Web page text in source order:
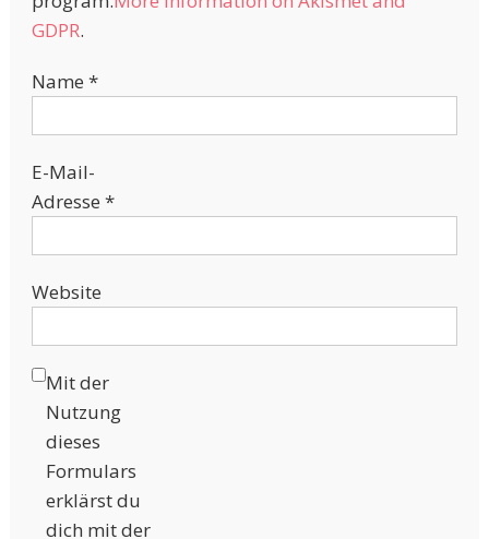
GDPR.
Name *
E-Mail-
Adresse *
Website
Mit der
Nutzung
dieses
Formulars
erklärst du
dich mit der